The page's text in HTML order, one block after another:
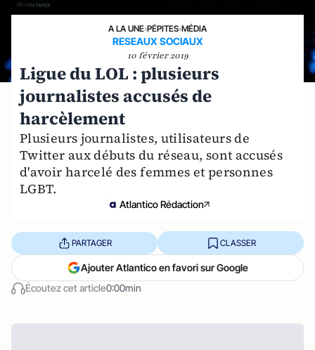
A LA UNE›PÉPITES›MÉDIA
RESEAUX SOCIAUX
10 février 2019
Ligue du LOL : plusieurs
journalistes accusés de
harcèlement
Plusieurs journalistes, utilisateurs de
Twitter aux débuts du réseau, sont accusés
d'avoir harcelé des femmes et personnes
LGBT.
Atlantico Rédaction
Écoutez cet article0:00min
PARTAGER CLASSER
Ajouter Atlantico en favori sur Google